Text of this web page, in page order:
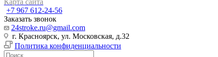
+7 967 612-24-56
Заказать звонок
24stroke.ru@gmail.com
г. Красноярск, ул. Московская, д.32
Политика конфиденциальности